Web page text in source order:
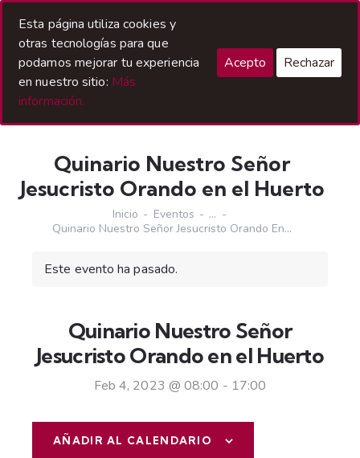
Quinario Nuestro Señor
Jesucristo Orando en el Huerto
Inicio Eventos
...
Quinario Nuestro Señor Jesucristo Orando En...
Este evento ha pasado.
Quinario Nuestro Señor
Jesucristo Orando en el Huerto
Feb 4, 2023 @ 08:00 - 17:00
AÑADIR AL CALENDARIO
Esta página utiliza cookies y
otras tecnologías para que
podamos mejorar tu experiencia
en nuestro sitio: Más
información.
Acepto Rechazar